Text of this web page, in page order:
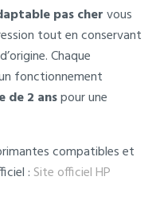
pas chervous
tout en conservant
Chaque
fonctionnement
de 2 anspour une
compatibles et
: Site officiel HP